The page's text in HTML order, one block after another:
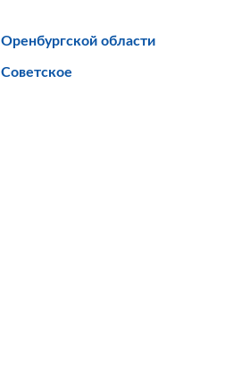
Оренбургской области
Советское